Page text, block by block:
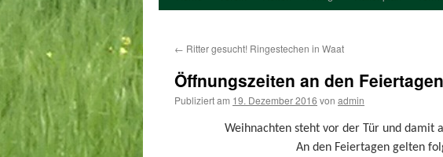
springen
← Ritter gesucht! Ringestechen in Waat
Öffnungszeiten an den Feiertagen
Publiziert am 19. Dezember 2016 von admin
Weihnachten steht vor der Tür und damit
An den Feiertagen gelten